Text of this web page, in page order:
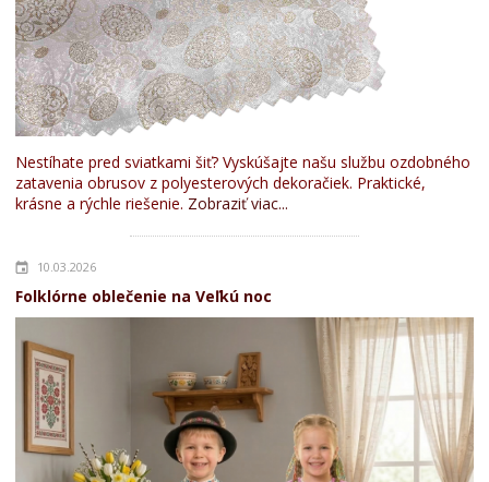
Nestíhate pred sviatkami šiť? Vyskúšajte našu službu ozdobného
zatavenia obrusov z polyesterových dekoračiek. Praktické,
krásne a rýchle riešenie. Zobraziť viac...
10.03.2026
Folklórne oblečenie na Veľkú noc